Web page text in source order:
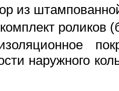
из
роликов
наружного